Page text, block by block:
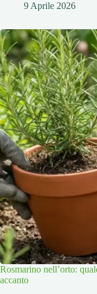
9 Aprile 2026
Rosmarino nell’orto:
accanto